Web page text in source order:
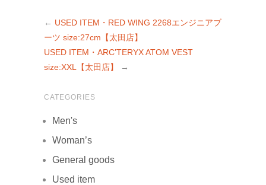
← USED ITEM・RED WING 2268エンジニアブ
ーツ size:27cm【太田店】
USED ITEM・ARC’TERYX ATOM VEST
size:XXL【太田店】
→
CATEGORIES
Men's
Woman’s
General goods
Used item